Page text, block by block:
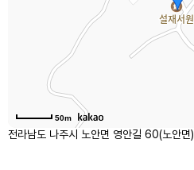
50m
전라남도 나주시 노안면 영안길 60(노안면)